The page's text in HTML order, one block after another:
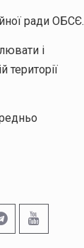
ради ОБСЄ.
і
території